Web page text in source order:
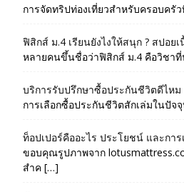
การจัดทริปท่องเที่ยวสำหรับครอบค
ฟิสิกส์ ม.4 เรียนยังไงให้สนุก ? สปอย
หลายคนขึ้นชื่อว่าฟิสิกส์ ม.4 คือวิชาที่
บริการรับปรึกษาซื้อประกันชีวิตดีไหม
การเลือกซื้อประกันชีวิตสักเล่มในปัจ
ท็อปเปอร์คืออะไร ประโยชน์ และกา
ขอบคุณรูปภาพจาก
สำค […]